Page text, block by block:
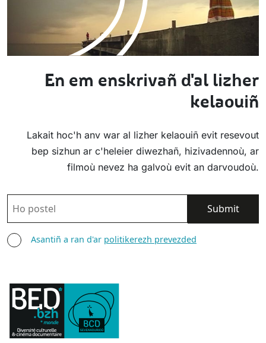
En em enskrivañ d'al lizher
kelaouiñ
Lakait hoc'h anv war al lizher kelaouiñ evit resevout
bep sizhun ar c'heleier diwezhañ, hizivadennoù, ar
filmoù nevez ha galvoù evit an darvoudoù.
POSTEL
ASANTIÑAsantiñ a ran d'ar politikerezh prevezded